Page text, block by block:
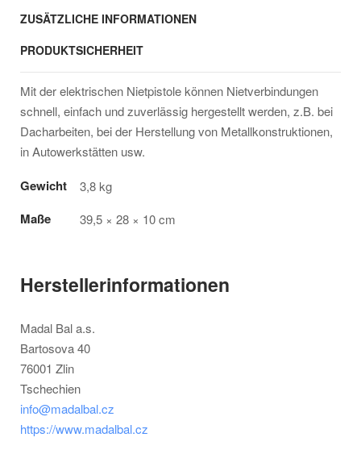
ZUSÄTZLICHE INFORMATIONEN
PRODUKTSICHERHEIT
Mit der elektrischen Nietpistole können Nietverbindungen
schnell, einfach und zuverlässig hergestellt werden, z.B. bei
Dacharbeiten, bei der Herstellung von Metallkonstruktionen,
in Autowerkstätten usw.
Gewicht 3,8 kg
Maße 39,5 × 28 × 10 cm
Herstellerinformationen
Madal Bal a.s.
Bartosova 40
76001 Zlin
Tschechien
info@madalbal.cz
https://www.madalbal.cz